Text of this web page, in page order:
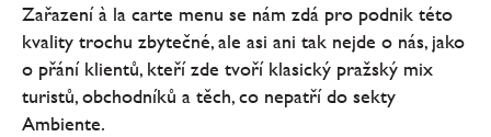
Zařazení à la carte menu se nám zdá pro podnik této
kvality trochu zbytečné, ale asi ani tak nejde o nás, jako
o přání klientů, kteří zde tvoří klasický pražský mix
turistů, obchodníků a těch, co nepatří do sekty
Ambiente.